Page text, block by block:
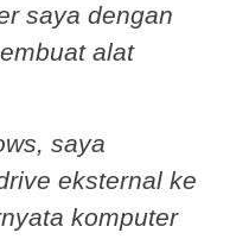
saya dengan
alat
saya
eksternal ke
komputer